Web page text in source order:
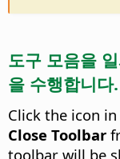
도구 모음을
을 수행합니다.
Click the icon
Close Toolbar
toolbar will be